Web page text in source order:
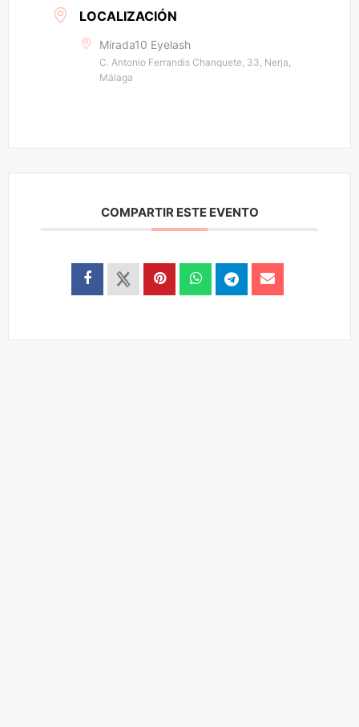
LOCALIZACIÓN
Mirada10 Eyelash
C. Antonio Ferrandis Chanquete, 33, Nerja,
Málaga
COMPARTIR ESTE EVENTO